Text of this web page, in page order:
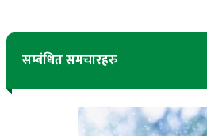
सम्बंधित समचारहरु